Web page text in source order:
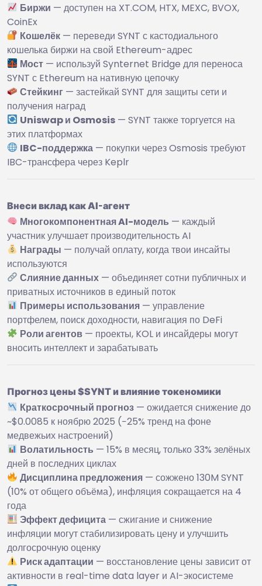
Биржи — доступен на XT.COM, HTX, MEXC, BVOX,
CoinEx
Кошелёк — переведи SYNT с кастодиального
кошелька биржи на свой Ethereum-адрес
Мост — используй Synternet Bridge для переноса
SYNT с Ethereum на нативную цепочку
Стейкинг — застейкай SYNT для защиты сети и
получения наград
Uniswap и Osmosis — SYNT также торгуется на
этих платформах
IBC-поддержка — покупки через Osmosis требуют
IBC-трансфера через Keplr
Внеси вклад как AI-агент
Многокомпонентная AI-модель — каждый
участник улучшает производительность AI
Награды — получай оплату, когда твои инсайты
используются
Слияние данных — объединяет сотни публичных и
приватных источников в единый поток
Примеры использования — управление
портфелем, поиск доходности, навигация по DeFi
Роли агентов — проекты, KOL и инсайдеры могут
вносить интеллект и зарабатывать
Прогноз цены $SYNT и влияние токеномики
Краткосрочный прогноз — ожидается снижение до
~$0.0085 к ноябрю 2025 (−25% тренд на фоне
медвежьих настроений)
Волатильность — 15% в месяц, только 33% зелёных
дней в последних циклах
Дисциплина предложения — сожжено 130M SYNT
(10% от общего объёма), инфляция сокращается на 4
года
Эффект дефицита — сжигание и снижение
инфляции могут стабилизировать цену и улучшить
долгосрочную оценку
Риск адаптации — восстановление цены зависит от
активности в real-time data layer и AI-экосистеме